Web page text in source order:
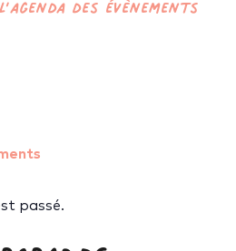
des évènements
passé.